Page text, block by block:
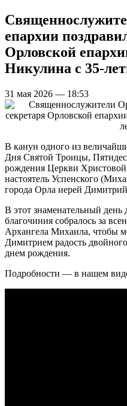
епархии
Орловской
Никулина с 35-
31 мая 2026 — 18:53
В канун одного из
Дня Святой Троицы,
рождения Церкви
настоятель Успенского
города Орла иерей
В этот знаменательный день
благочиния собралось за
Архангела Михаила, чтобы
Димитрием радость
днем рождения.
Подробности — в нашем